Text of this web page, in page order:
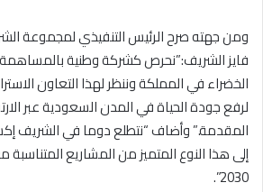
ومن جهته صرح الرئيس التنفيذي لمجموعة
فايز الشريف:”نحرص كشركة وطنية
الخضراء في المملكة وننظر لهذا التعاون
لرفع جودة الحياة في المدن السعودية عبر
المقدمة.” وأضاف “نتطلع دوما في الشريف
إلى هذا النوع المتميز من المشاريع
2030”.